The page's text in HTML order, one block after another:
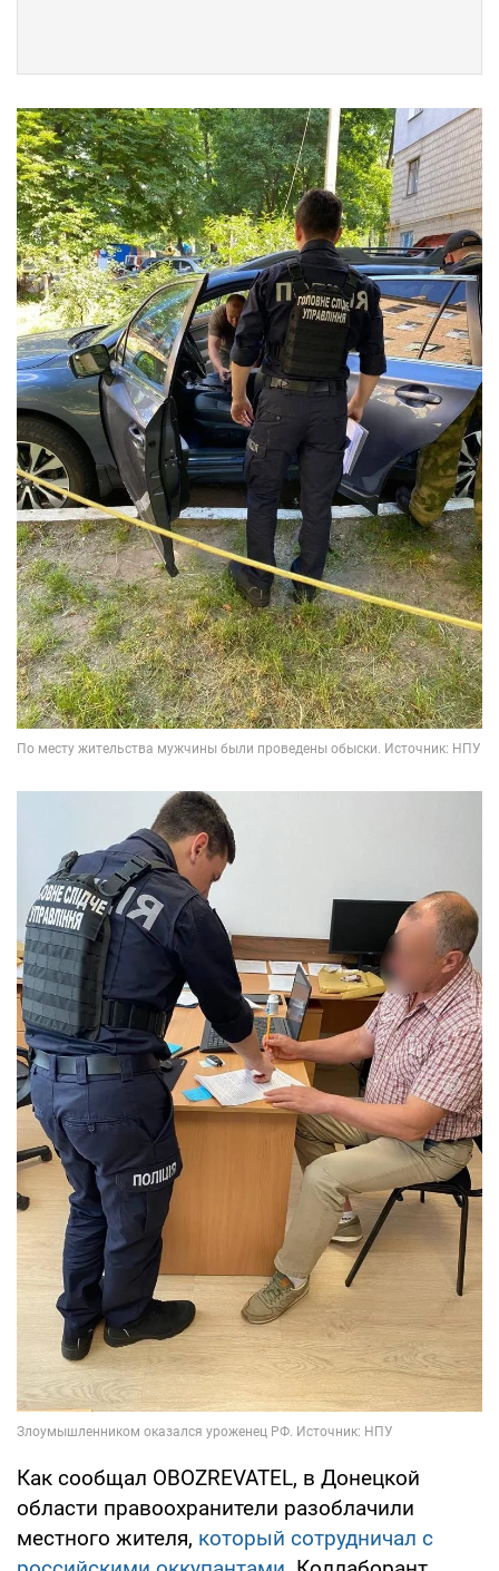
Как сообщал OBOZREVATEL, в Донецкой
области правоохранители разоблачили
местного жителя, который сотрудничал с